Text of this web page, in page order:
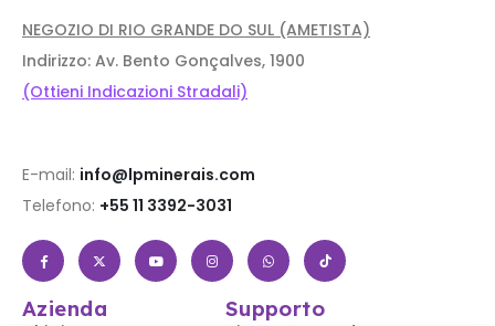
NEGOZIO DI RIO GRANDE DO SUL (AMETISTA)
Indirizzo: Av. Bento Gonçalves, 1900
(Ottieni Indicazioni Stradali)
E-mail: info@lpminerais.com
Telefono: +55 11 3392-3031
Azienda Supporto